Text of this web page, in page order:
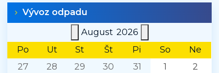
Vývoz odpadu
August 2026
Po
Ut St Št Pi So
Ne
27
28 29 30 31 1
2